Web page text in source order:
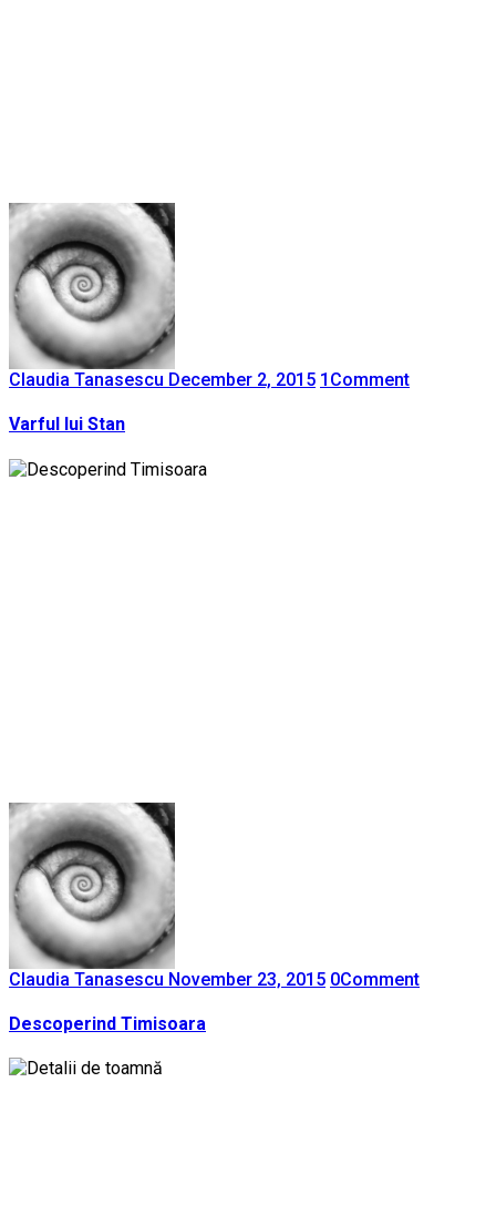
Claudia Tanasescu December 2, 2015 1 Comment
Varful lui Stan
Claudia Tanasescu November 23, 2015 0Comment
Descoperind Timisoara